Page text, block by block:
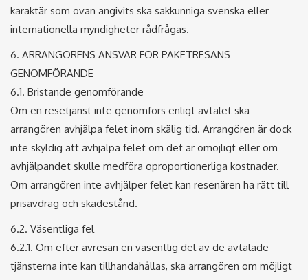
karaktär som ovan angivits ska sakkunniga svenska eller
internationella myndigheter rådfrågas.
6. ARRANGÖRENS ANSVAR FÖR PAKETRESANS
GENOMFÖRANDE
6.1. Bristande genomförande
Om en resetjänst inte genomförs enligt avtalet ska
arrangören avhjälpa felet inom skälig tid. Arrangören är dock
inte skyldig att avhjälpa felet om det är omöjligt eller om
avhjälpandet skulle medföra oproportionerliga kostnader.
Om arrangören inte avhjälper felet kan resenären ha rätt till
prisavdrag och skadestånd.
6.2. Väsentliga fel
6.2.1. Om efter avresan en väsentlig del av de avtalade
tjänsterna inte kan tillhandahållas, ska arrangören om möjligt